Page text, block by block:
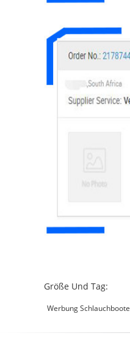
Größe Und Tag:
Werbung Schlauchboote